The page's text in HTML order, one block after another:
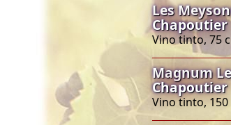
Les
Chapoutier
Vino tinto, 75
Magnum
Chapoutier
Vino tinto, 150